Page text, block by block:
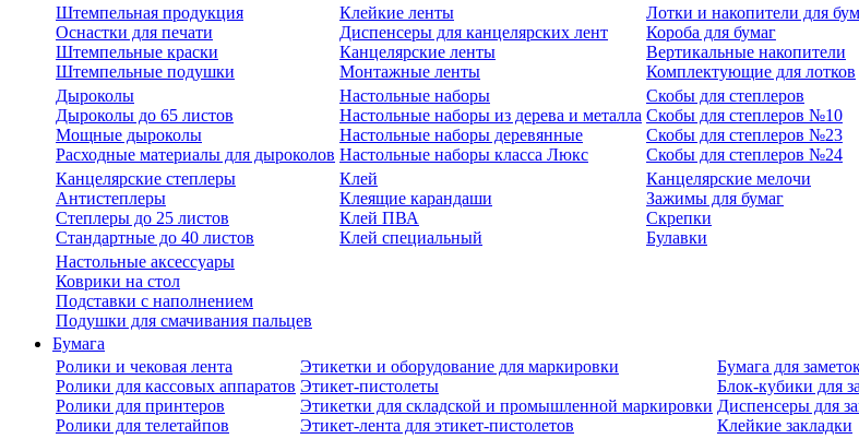
Штемпельная продукция
Оснастки для печати
Штемпельные краски
Штемпельные подушки
Клейкие ленты
Диспенсеры для канцелярских лент
Канцелярские ленты
Монтажные ленты
Лотки и накопители для
Короба для бумаг
Вертикальные накопители
Комплектующие для лотков
Дыроколы
Дыроколы до 65 листов
Мощные дыроколы
Расходные материалы для дыроколов
Настольные наборы
Настольные наборы из дерева и металла
Настольные наборы деревянные
Настольные наборы класса Люкс
Скобы для степлеров
Скобы для степлеров №10
Скобы для степлеров №23
Скобы для степлеров №24
Канцелярские степлеры
Антистеплеры
Степлеры до 25 листов
Стандартные до 40 листов
Клей
Клеящие карандаши
Клей ПВА
Клей специальный
Канцелярские мелочи
Зажимы для бумаг
Скрепки
Булавки
Настольные аксессуары
Коврики на стол
Подставки с наполнением
Подушки для смачивания пальцев
Бумага
Ролики и чековая лента
Ролики для кассовых аппаратов
Ролики для принтеров
Ролики для телетайпов
Этикетки и оборудование для маркировки
Этикет-пистолеты
Этикетки для складской и промышленной маркировки
Этикет-лента для этикет-пистолетов
Бумага для
Блок-кубики для
Диспенсеры для
Клейкие закладки